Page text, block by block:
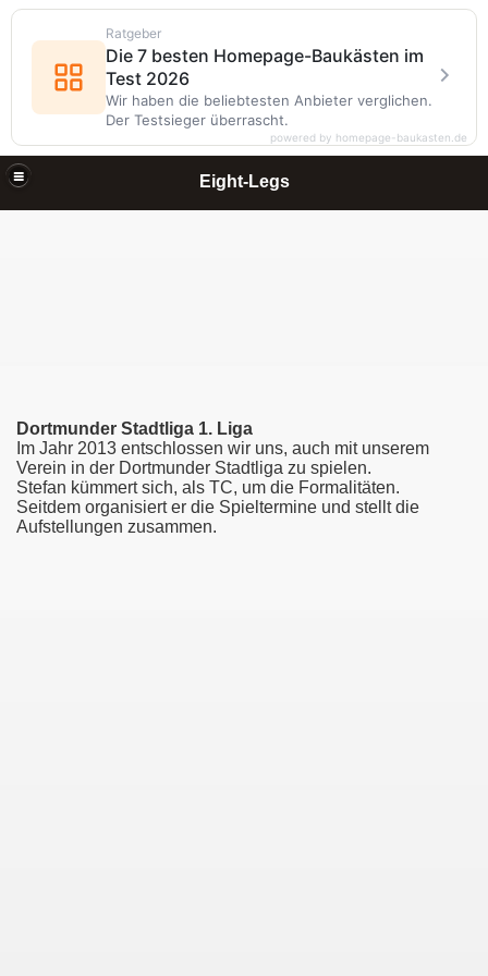
Eight-Legs
Dortmunder Stadtliga 1. Liga
Im Jahr 2013 entschlossen wir uns, auch mit unserem
Verein in der Dortmunder Stadtliga zu spielen.
Stefan kümmert sich, als TC, um die Formalitäten.
Seitdem organisiert er die Spieltermine und stellt die
Aufstellungen zusammen.
Ratgeber
Die 7 besten Homepage-Baukästen im
Test 2026
Wir haben die beliebtesten Anbieter verglichen.
Der Testsieger überrascht.
powered by homepage-baukasten.de